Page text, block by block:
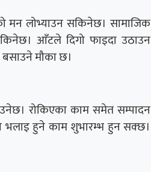
मन लोभ्याउन सकिनेछ। सामाजिक
आँटले दिगो फाइदा उठाउन
मौका छ।
रोकिएका काम समेत सम्पादन
भलाइ हुने काम शुभारम्भ हुन सक्छ।